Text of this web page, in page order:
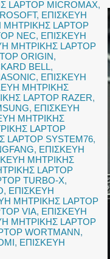
MICROMAX,
, ΕΠΙΣΚΕΥΗ
ΜΗΤΡΙΚΗΣ LAPTOP
NEC, ΕΠΙΣΚΕΥΗ
ΜΗΤΡΙΚΗΣ LAPTOP
ORIGIN,
BELL,
, ΕΠΙΣΚΕΥΗ
ΜΗΤΡΙΚΗΣ
LAPTOP RAZER,
, ΕΠΙΣΚΕΥΗ
ΜΗΤΡΙΚΗΣ
LAPTOP
SYSTEM76,
, ΕΠΙΣΚΕΥΗ
ΜΗΤΡΙΚΗΣ
LAPTOP
TURBO-X,
, ΕΠΙΣΚΕΥΗ
ΜΗΤΡΙΚΗΣ LAPTOP
VIA, ΕΠΙΣΚΕΥΗ
ΜΗΤΡΙΚΗΣ LAPTOP
WORTMANN,
, ΕΠΙΣΚΕΥΗ